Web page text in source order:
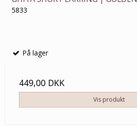
5833
På lager
449,00 DKK
Vis produkt